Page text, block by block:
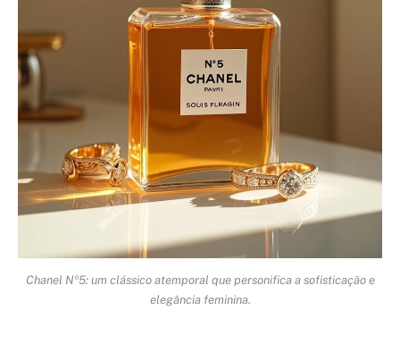
Chanel Nº5: um clássico atemporal que personifica a sofisticação e
elegância feminina.